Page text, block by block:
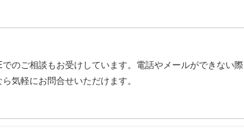
のご相談もお受けしています。電話やメールができない際
気軽にお問合せいただけます。